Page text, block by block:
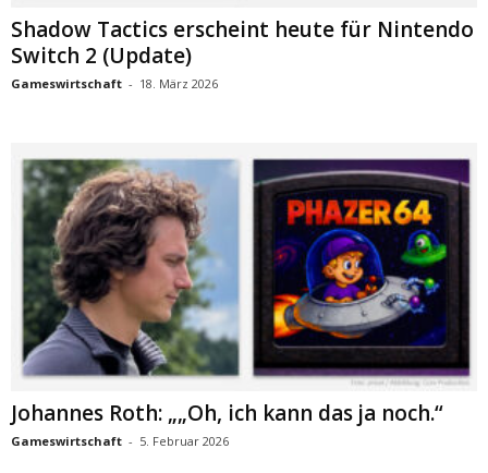
Shadow Tactics erscheint heute für Nintendo
Switch 2 (Update)
Gameswirtschaft - 18. März 2026
Johannes Roth: „„Oh, ich kann das ja noch.“
Gameswirtschaft - 5. Februar 2026